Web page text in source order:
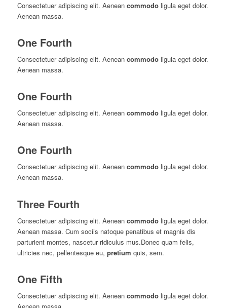
Consectetuer adipiscing elit. Aenean commodoligula eget dolor.
Aenean massa.
One Fourth
Consectetuer adipiscing elit. Aenean commodoligula eget dolor.
Aenean massa.
One Fourth
Consectetuer adipiscing elit. Aenean commodoligula eget dolor.
Aenean massa.
One Fourth
Consectetuer adipiscing elit. Aenean commodoligula eget dolor.
Aenean massa.
Three Fourth
Consectetuer adipiscing elit. Aenean commodoligula eget dolor.
Aenean massa. Cum sociis natoque penatibus et magnis dis
parturient montes, nascetur ridiculus mus.Donec quam felis,
ultricies nec, pellentesque eu, pretium quis, sem.
One Fifth
Consectetuer adipiscing elit. Aenean commodoligula eget dolor.
Aenean massa.